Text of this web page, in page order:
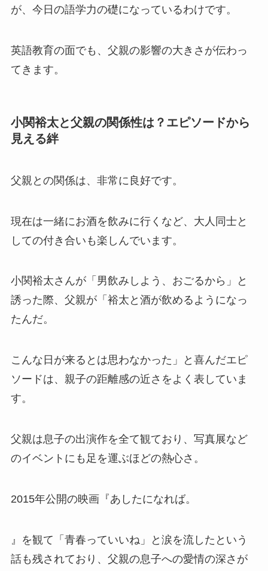
が、今日の語学力の礎になっているわけです。
英語教育の面でも、父親の影響の大きさが伝わっ
てきます。
小関裕太と父親の関係性は？エピソードから
見える絆
父親との関係は、非常に良好です。
現在は一緒にお酒を飲みに行くなど、大人同士と
しての付き合いも楽しんでいます。
小関裕太さんが「男飲みしよう、おごるから」と
誘った際、父親が「裕太と酒が飲めるようになっ
たんだ。
こんな日が来るとは思わなかった」と喜んだエピ
ソードは、親子の距離感の近さをよく表していま
す。
父親は息子の出演作を全て観ており、写真展など
のイベントにも足を運ぶほどの熱心さ。
2015年公開の映画『あしたになれば。
』を観て「青春っていいね」と涙を流したという
話も残されており、父親の息子への愛情の深さが